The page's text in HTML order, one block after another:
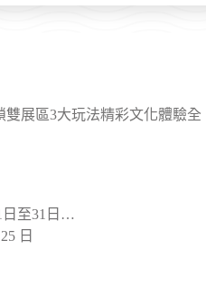
雙展區3大玩法精彩文化體驗全
日至31日…
日